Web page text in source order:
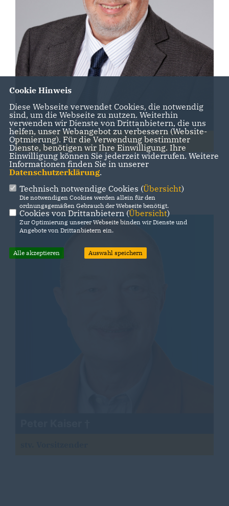
Dr. rer. pol. Harry Funk
Vorsitzender
Cookie Hinweis
Diese Webseite verwendet Cookies, die notwendig
sind, um die Webseite zu nutzen. Weiterhin
verwenden wir Dienste von Drittanbietern, die uns
helfen, unser Webangebot zu verbessern (Website-
Optmierung). Für die Verwendung bestimmter
Dienste, benötigen wir Ihre Einwilligung. Ihre
Einwilligung können Sie jederzeit widerrufen. Weitere
Informationen finden Sie in unserer
Datenschutzerklärung.
Technisch notwendige Cookies (Übersicht)
Die notwendigen Cookies werden allein für den
ordnungsgemäßen Gebrauch der Webseite benötigt.
Cookies von Drittanbietern (Übersicht)
Zur Optimierung unserer Webseite binden wir Dienste und
Angebote von Drittanbietern ein.
Alle akzeptieren Auswahl speichern